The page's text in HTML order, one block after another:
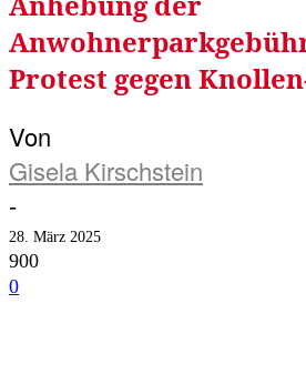
Protest gegen
Von
Gisela Kirschstein
-
28. März 2025
900
0